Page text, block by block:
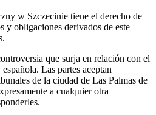
w Szczecinie tiene el derecho de
y obligaciones derivados de este
que surja en relación con el
Las partes aceptan
de la ciudad de Las Palmas de
a cualquier otra